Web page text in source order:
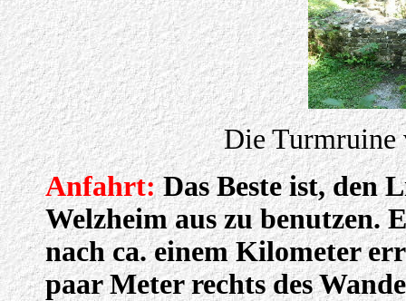
Die Turmruine
Anfahrt:Das Beste ist, den
Welzheim aus zu
nach ca. einem Kilometer
paar Meter rechts des